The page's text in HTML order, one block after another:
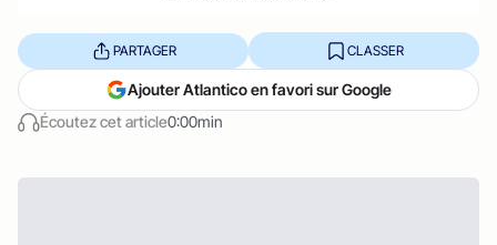
Écoutez cet article0:00min
PARTAGER CLASSER
Ajouter Atlantico en favori sur Google